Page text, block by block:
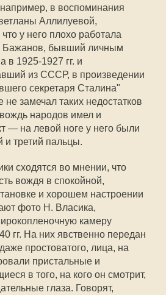
например, в воспоминания
Аллилуевой,
у него плохо работала
Бажанов, бывший личным
в 1925-1927 гг. и
из СССР, в произведении
секретаря Сталина"
не замечал таких недостатков
народов имел и
— на левой ноге у него были
и третий пальцы.
сходятся во мнении, что
вождя в спокойной,
и хорошем настроении
фото Н. Власика,
камеру
гг. На них явственно передан
простоватого, лица, на
пристальные и
в того, на кого он смотрит,
глаза. Говорят,